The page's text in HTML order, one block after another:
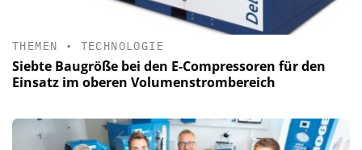
THEMEN • TECHNOLOGIE
Siebte Baugröße bei den E-Compressoren für den
Einsatz im oberen Volumenstrombereich